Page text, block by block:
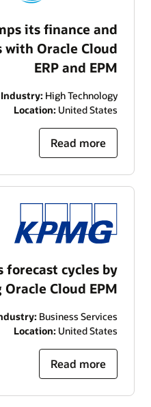
its finance and
with Oracle Cloud
ERP and EPM
Industry: High Technology
Location: United States
Read more
forecast cycles by
Oracle Cloud EPM
Business Services
Location: United States
Read more